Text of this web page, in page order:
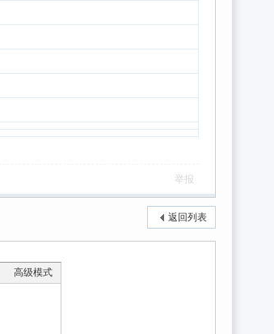
举报
返回列表
高级模式